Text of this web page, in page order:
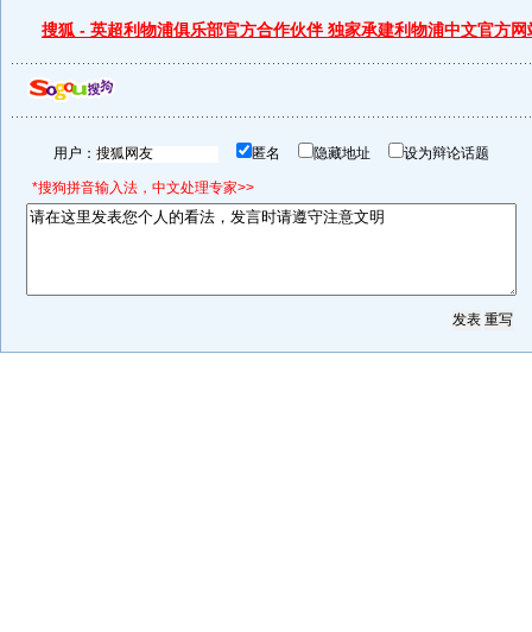
搜狐 - 英超利物浦俱乐部官方合作伙伴 独家承建利物浦中文官方网
用户： 匿名 隐藏地址 设为辩论话题
*搜狗拼音输入法，中文处理专家>>